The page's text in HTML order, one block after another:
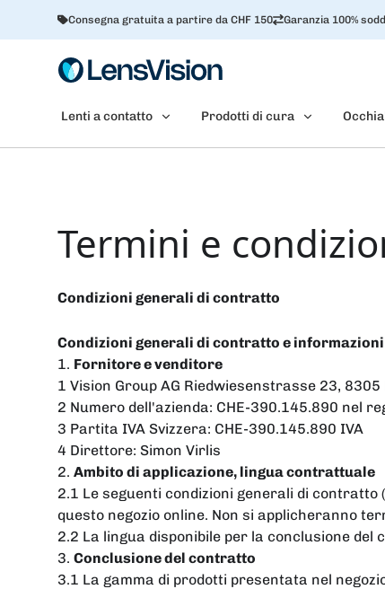
Consegna gratuita a partire da CHF 150 Garanzia 100%
Lenti a contatto Prodotti di cura
Termini e
Condizioni generali di contratto
Condizioni generali di contratto e
1. Fornitore e venditore
1 Vision Group AG Riedwiesenstrasse 23, 8305
2 Numero dell'azienda: CHE-390.145.890 nel
3 Partita IVA Svizzera: CHE-390.145.890 IVA
4 Direttore: Simon Virlis
2. Ambito di applicazione, lingua contrattuale
2.1 Le seguenti condizioni generali di
questo negozio online. Non si applicheranno
2.2 La lingua disponibile per la conclusione del
3. Conclusione del contratto
3.1 La gamma di prodotti presentata nel